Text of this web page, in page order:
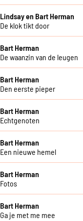
Lindsay en Bart Herman
De klok tikt door
Bart Herman
De waanzin van de leugen
Bart Herman
Den eerste pieper
Bart Herman
Echtgenoten
Bart Herman
Een nieuwe hemel
Bart Herman
Fotos
Bart Herman
Ga je met me mee